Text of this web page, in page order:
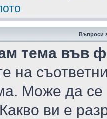
Въпроси
тема във
на
Може да се
ви е